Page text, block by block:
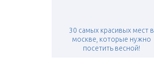
30 самых красивых мест в
москве, которые нужно
посетить весной!